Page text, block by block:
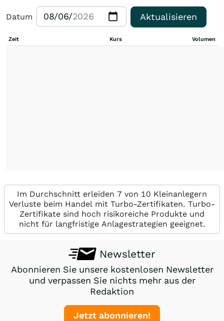
Datum Aktualisieren
Zeit Kurs Volumen
Im Durchschnitt erleiden 7 von 10 Kleinanlegern
Verluste beim Handel mit Turbo-Zertifikaten. Turbo-
Zertifikate sind hoch risikoreiche Produkte und
nicht für langfristige Anlagestrategien geeignet.
Newsletter
Abonnieren Sie unsere kostenlosen Newsletter
und verpassen Sie nichts mehr aus der
Redaktion
Jetzt abonnieren!